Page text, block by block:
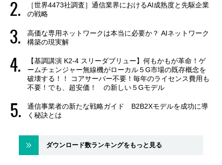
［世界4473社調査］通信業界におけるAI成熟度と先駆企業
の戦略
高価な専用ネットワークは本当に必要か？ AIネットワーク
構築の現実解
【基調講演 K2-4 スリーダブリュー】何もかもが革命！ゲ
ームチェンジャー無線機がローカル５G市場の既存概念を
破壊する！！ コアサーバー不要！毎年のライセンス費用も
不要！でも、超安価！ の新しい５Gモデル
通信事業者の新たな戦略ガイド B2B2Xモデルを成功に導
く秘訣とは
ダウンロード数ランキングをもっと見る